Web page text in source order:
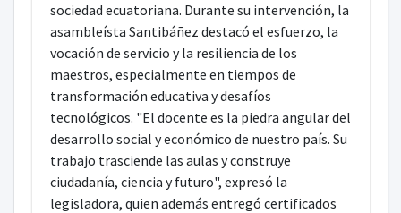
sociedad ecuatoriana. Durante su intervención, la
asambleísta Santibáñez destacó el esfuerzo, la
vocación de servicio y la resiliencia de los
maestros, especialmente en tiempos de
transformación educativa y desafíos
tecnológicos. "El docente es la piedra angular del
desarrollo social y económico de nuestro país. Su
trabajo trasciende las aulas y construye
ciudadanía, ciencia y futuro", expresó la
legisladora, quien además entregó certificados